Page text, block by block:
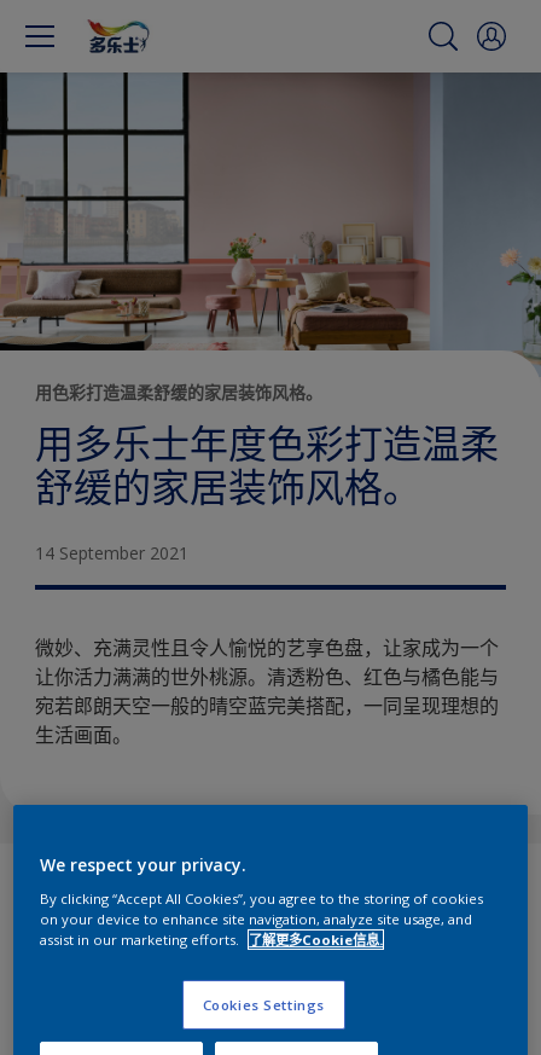
用色彩打造温柔舒缓的家居装饰风格。
用多乐士年度色彩打造温柔
舒缓的家居装饰风格。
14 September 2021
微妙、充满灵性且令人愉悦的艺享色盘，让家成为一个
让你活力满满的世外桃源。清透粉色、红色与橘色能与
宛若郎朗天空一般的晴空蓝完美搭配，一同呈现理想的
生活画面。
要这样一个具有创造力的空间，让我们可以在其中聆听音乐、
阅读书籍和尽情思考。艺享色盘以其柔和的色调为家打造一个
无论您是选择涂刷一面纯色背景墙还是尝试创意分色，这些颜
We respect your privacy.
By clicking “Accept All Cookies”, you agree to the storing of cookies
on your device to enhance site navigation, analyze site usage, and
assist in our marketing efforts.
了解更多Cookie信息.
Cookies Settings